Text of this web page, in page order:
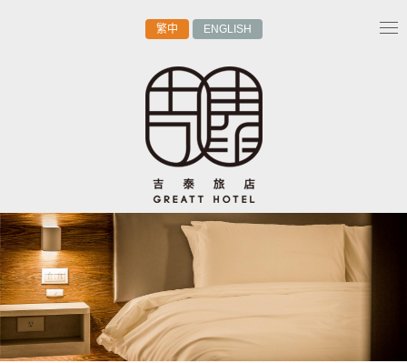
繁中 ENGLISH